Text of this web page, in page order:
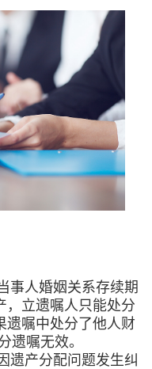
事人婚姻关系存续期
，立遗嘱人只能处分
遗嘱中处分了他人财
嘱无效。
遗产分配问题发生纠